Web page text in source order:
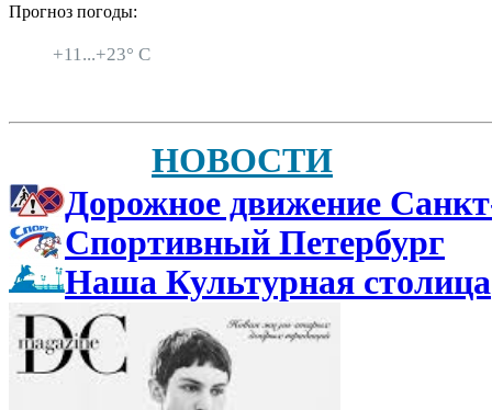
Прогноз погоды:
+11...+23° C
НОВОСТИ
Дорожное движение
Спортивный Петербург
Наша Культурная столица